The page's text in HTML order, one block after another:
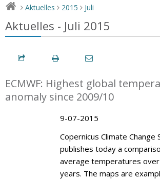
> Aktuelles > 2015 > Juli
Aktuelles - Juli 2015
ECMWF: Highest global
anomaly since 2009/10
9-07-2015
Copernicus Climate Change
publishes today a
average temperatures
years. The maps are